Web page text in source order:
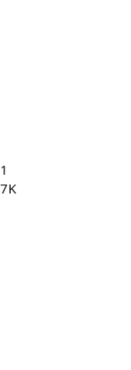
1
7K